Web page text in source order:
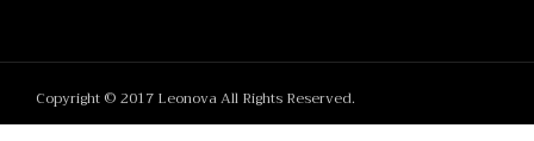
Copyright © 2017 Leonova All Rights Reserved.